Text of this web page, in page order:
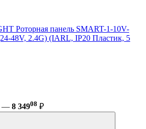
Роторная панель SMART-1-10V-
48V, 2.4G) (IARL, IP20 Пластик, 5
— 8 34908 ₽